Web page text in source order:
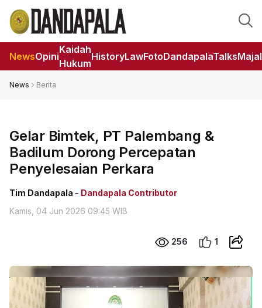
NewsOpini
Kaidah
Hukum
HistoryLawFotoDandapalaTalks
News Berita
Gelar Bimtek, PT Palembang &
Badilum Dorong Percepatan
Penyelesaian Perkara
Tim Dandapala - Dandapala Contributor
Kamis, 04 Jun 2026 09:45 WIB
256 1